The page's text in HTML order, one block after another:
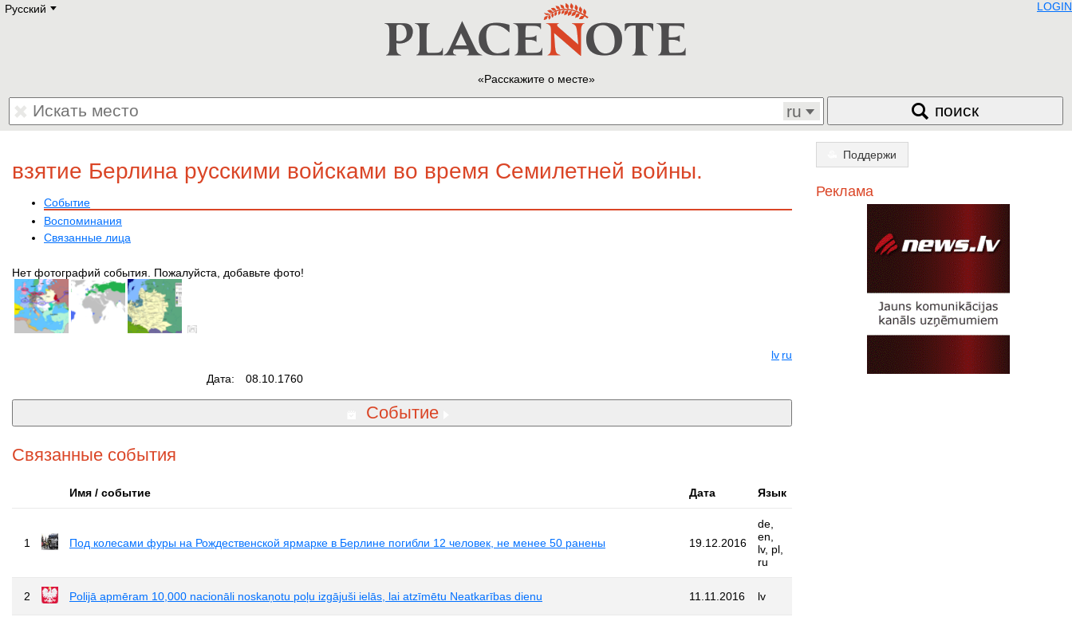
Русский E
Deutsch
Polski
Hebrew
LOGIN
Расскажите о месте
ru поиск
взятие Берлина русскими войсками во время Семилетней войны.
Событие
Воспоминания
Связанные лица
Нет фотографий события. Пожалуйста, добавьте фото!
lv ru
Дата:
08.10.1760
Событие
Связанные события
Имя / событие Дата Язык
1 Под колесами фуры на Рождественской ярмарке в Берлине погибли 12 человек, не менее 50 ранены 19.12.2016
de,
en,
lv, pl,
ru
2 Polijā apmēram 10,000 nacionāli noskaņotu poļu izgājuši ielās, lai atzīmētu Neatkarības dienu 11.11.2016 lv
Поддержи
Реклама